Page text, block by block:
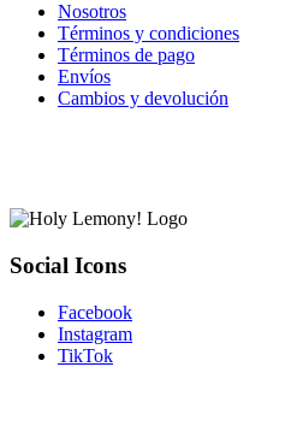
Nosotros
Términos y condiciones
Términos de pago
Envíos
Cambios y devolución
Social Icons
Facebook
Instagram
TikTok